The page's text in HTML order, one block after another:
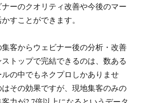
ーのクオリティ改善や今後のマー
すことができます。
客からウェビナー後の分析・改善
トップで完結できるのは、数ある
の中でもネクプロしかありませ
その効果ですが、現地集客のみの